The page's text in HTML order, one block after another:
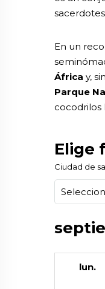
En un
África y,
Parque
cocodrilos
Elige
Ciudad de
lun.